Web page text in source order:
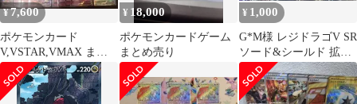
¥7,600
ポケモンカード
V,VSTAR,VMAX まと
め売り
¥ 18,000
ポケモンカードゲーム
まとめ売り
¥ 1,000
G*M様 レジドラゴV SR
ソード&シールド 拡張
パック パラダイムトリ
ガー